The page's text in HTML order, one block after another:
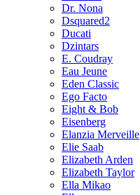
Dr. Nona
Dsquared2
Ducati
Dzintars
E. Coudray
Eau Jeune
Eden Classic
Ego Facto
Eight & Bob
Eisenberg
Elanzia Merveille
Elie Saab
Elizabeth Arden
Elizabeth Taylor
Ella Mikao